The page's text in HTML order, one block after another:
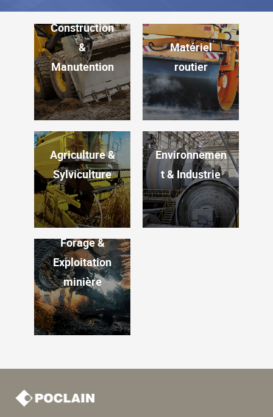
Construction
&
Manutention
Matériel
routier
Agriculture &
Sylviculture
Environnemen
t & Industrie
Forage &
Exploitation
minière